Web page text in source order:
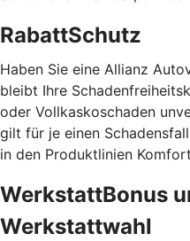
RabattSchutz
Haben Sie eine Allianz
bleibt Ihre
oder Vollkaskoschaden
gilt für je einen
in den Produktlinien
WerkstattBonus
Werkstattwahl